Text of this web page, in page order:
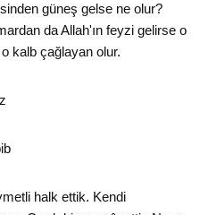
güneş gelse ne olur?
da Allah'ın feyzi gelirse o
kalb çağlayan olur.
halk ettik. Kendi